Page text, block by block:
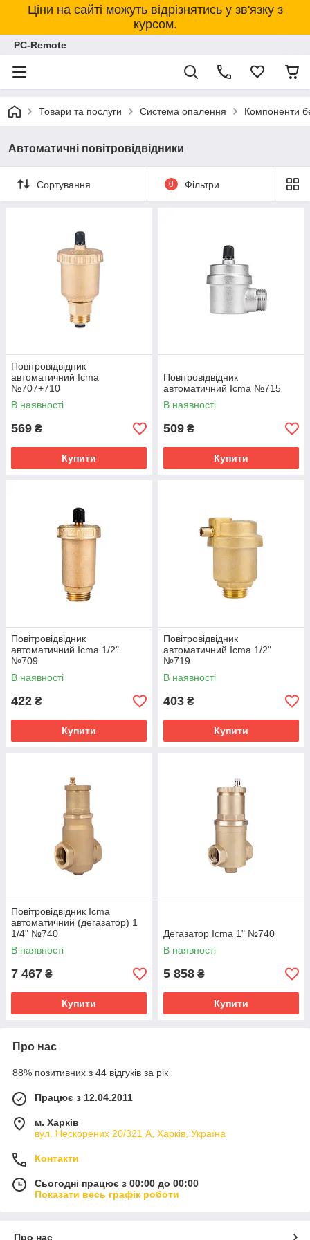
Ціни на сайті можуть відрізнятись у зв'язку з
курсом.
PC-Remote
Товари та послуги Система опалення Компоненти
Автоматичні повітровідвідники
Сортування 0 Фільтри
Повітровідвідник
автоматичний Icma
№707+710
В наявності
569 ₴
Купити
Повітровідвідник
автоматичний Icma №715
В наявності
509 ₴
Купити
Повітровідвідник
автоматичний Icma 1/2"
№709
В наявності
422 ₴
Купити
Повітровідвідник
автоматичний Icma 1/2"
№719
В наявності
403 ₴
Купити
Повітровідвідник Icma
автоматичний (дегазатор) 1
1/4" №740
В наявності
7 467 ₴
Купити
Дегазатор Icma 1" №740
В наявності
5 858 ₴
Купити
Про нас
88% позитивних з 44 відгуків за рік
Працює з 12.04.2011
м. Харків
вул. Нескорених 20/321 А, Харків, Україна
Контакти
Сьогодні працює з 00:00 до 00:00
Показати весь графік роботи
Про нас